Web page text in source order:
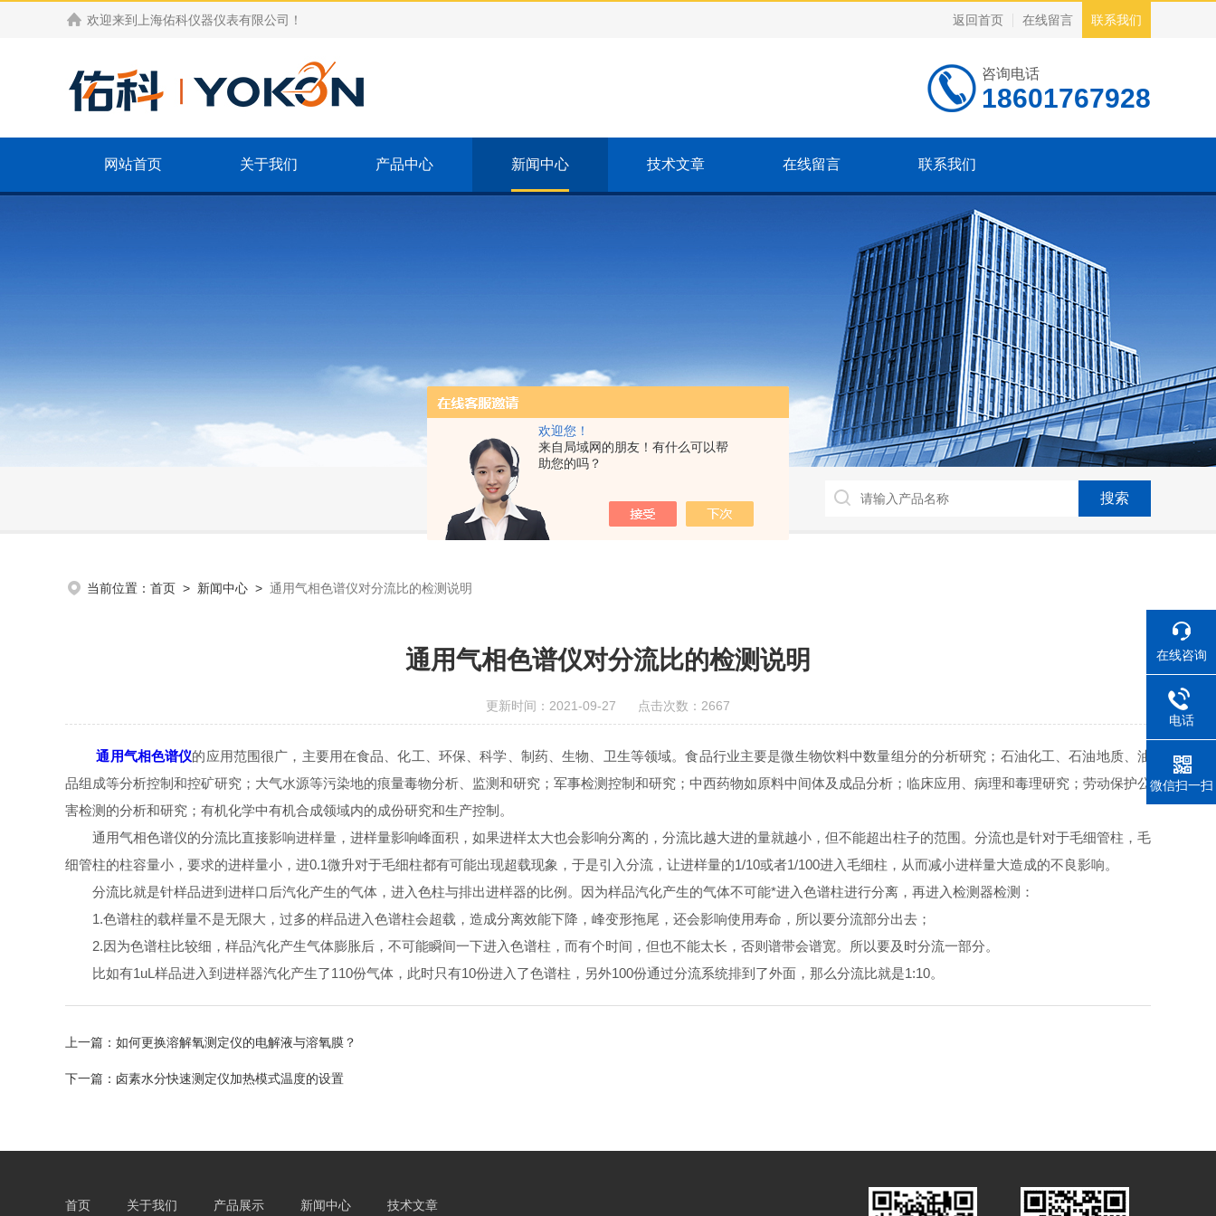
欢迎您！
来自局域网的朋友！有什么可以帮
助您的吗？
欢迎来到 上海佑科仪器仪表有限公司 ！ 返回首页 在线留言 联系我们
咨询电话
18601767928
网站首页 关于我们 产品中心 新闻中心 技术文章 在线留言 联系我们
当前位置： 首页 > 新闻中心 > 通用气相色谱仪对分流比的检测说明
通用气相色谱仪对分流比的检测说明
更新时间：2021-09-27 点击次数：2667
通用气相色谱仪的应用范围很广，主要用在食品、化工、环保、科学、制药、生物、卫生等领域。食品行业主要是微生物饮料中数量组分的分析研究；石油化工、石油地质、油
品组成等分析控制和控矿研究；大气水源等污染地的痕量毒物分析、监测和研究；军事检测控制和研究；中西药物如原料中间体及成品分析；临床应用、病理和毒理研究；劳动保护公
害检测的分析和研究；有机化学中有机合成领域内的成份研究和生产控制。
通用气相色谱仪的分流比直接影响进样量，进样量影响峰面积，如果进样太大也会影响分离的，分流比越大进的量就越小，但不能超出柱子的范围。分流也是针对于毛细管柱，毛
细管柱的柱容量小，要求的进样量小，进0.1微升对于毛细柱都有可能出现超载现象，于是引入分流，让进样量的1/10或者1/100进入毛细柱，从而减小进样量大造成的不良影响。
分流比就是针样品进到进样口后汽化产生的气体，进入色柱与排出进样器的比例。因为样品汽化产生的气体不可能*进入色谱柱进行分离，再进入检测器检测：
1.色谱柱的载样量不是无限大，过多的样品进入色谱柱会超载，造成分离效能下降，峰变形拖尾，还会影响使用寿命，所以要分流部分出去；
2.因为色谱柱比较细，样品汽化产生气体膨胀后，不可能瞬间一下进入色谱柱，而有个时间，但也不能太长，否则谱带会谱宽。所以要及时分流一部分。
比如有1uL样品进入到进样器汽化产生了110份气体，此时只有10份进入了色谱柱，另外100份通过分流系统排到了外面，那么分流比就是1:10。
上一篇： 如何更换溶解氧测定仪的电解液与溶氧膜？
下一篇： 卤素水分快速测定仪加热模式温度的设置
首页 关于我们 产品展示 新闻中心 技术文章
在线咨询
电话
微信扫一扫